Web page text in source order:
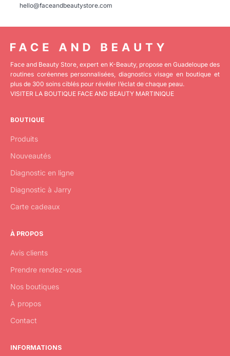
hello@faceandbeautystore.com
Face and Beauty Store, expert en K-Beauty, propose en Guadeloupe des
routines coréennes personnalisées, diagnostics visage en boutique et
plus de 300 soins ciblés pour révéler l’éclat de chaque peau.
VISITER LA BOUTIQUE FACE AND BEAUTY MARTINIQUE
BOUTIQUE
Produits
Nouveautés
Diagnostic en ligne
Diagnostic à Jarry
Carte cadeaux
À PROPOS
Avis clients
Prendre rendez-vous
Nos boutiques
À propos
Contact
INFORMATIONS